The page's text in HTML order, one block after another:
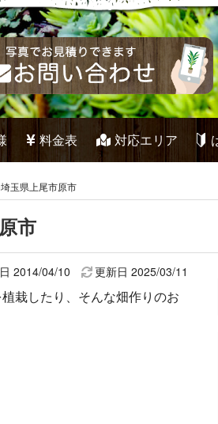
料金表 対応エリア
玉県上尾市原市
市
2014/04/10 更新日2025/03/11
栽したり、そんな畑作りのお